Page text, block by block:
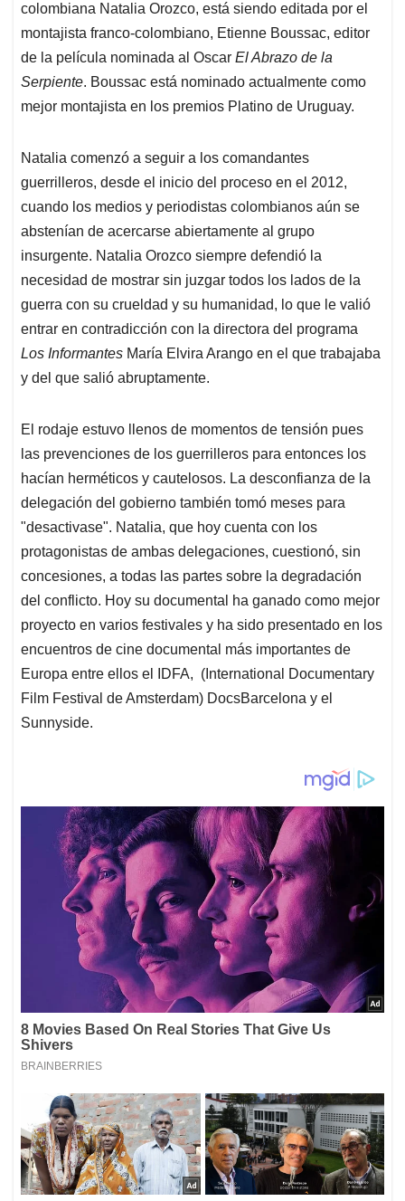
colombiana Natalia Orozco, está siendo editada por el
montajista franco-colombiano, Etienne Boussac, editor
de la película nominada al Oscar El Abrazo de la
Serpiente. Boussac está nominado actualmente como
mejor montajista en los premios Platino de Uruguay.
Natalia comenzó a seguir a los comandantes
guerrilleros, desde el inicio del proceso en el 2012,
cuando los medios y periodistas colombianos aún se
abstenían de acercarse abiertamente al grupo
insurgente. Natalia Orozco siempre defendió la
necesidad de mostrar sin juzgar todos los lados de la
guerra con su crueldad y su humanidad, lo que le valió
entrar en contradicción con la directora del programa
Los Informantes María Elvira Arango en el que trabajaba
y del que salió abruptamente.
El rodaje estuvo llenos de momentos de tensión pues
las prevenciones de los guerrilleros para entonces los
hacían herméticos y cautelosos. La desconfianza de la
delegación del gobierno también tomó meses para
"desactivase". Natalia, que hoy cuenta con los
protagonistas de ambas delegaciones, cuestionó, sin
concesiones, a todas las partes sobre la degradación
del conflicto. Hoy su documental ha ganado como mejor
proyecto en varios festivales y ha sido presentado en los
encuentros de cine documental más importantes de
Europa entre ellos el IDFA, (International Documentary
Film Festival de Amsterdam) DocsBarcelona y el
Sunnyside.